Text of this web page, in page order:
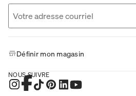
Définir mon magasin
NOUS SUIVRE